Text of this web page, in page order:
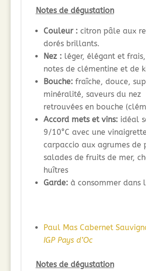
Notes de dégustation
Couleur : citron pâle aux
dorés brillants.
Nez : léger, élégant et
notes de clémentine et de
Bouche: fraîche, douce,
minéralité, saveurs du nez
retrouvées en bouche
Accord mets et vins: idéal
9/10°C avec une vinaigrette
carpaccio aux agrumes de
salades de fruits de mer,
huîtres
Garde: à consommer dans
Paul Mas Cabernet
IGP Pays d’Oc
Notes de dégustation